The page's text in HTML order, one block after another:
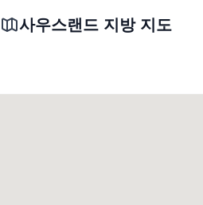
사우스랜드 지방 지도